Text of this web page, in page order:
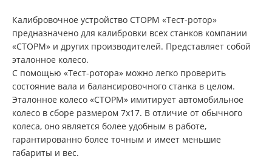
Калибровочное устройство СТОРМ «Тест-ротор»
предназначено для калибровки всех станков компании
«СТОРМ» и других производителей. Представляет собой
эталонное колесо.
С помощью «Тест-ротора» можно легко проверить
состояние вала и балансировочного станка в целом.
Эталонное колесо «СТОРМ» имитирует автомобильное
колесо в сборе размером 7х17. В отличие от обычного
колеса, оно является более удобным в работе,
гарантированно более точным и имеет меньшие
габариты и вес.